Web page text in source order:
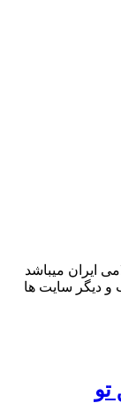
ایران میباشد
دیگر سایت ها
تو